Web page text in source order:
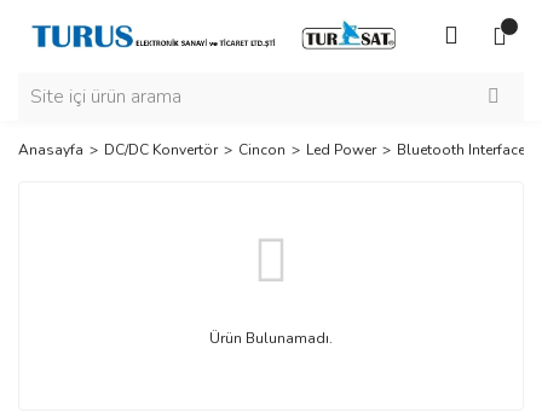
Anasayfa DC/DC Konvertör Cincon Led Power Bluetooth Interface
Ürün Bulunamadı.